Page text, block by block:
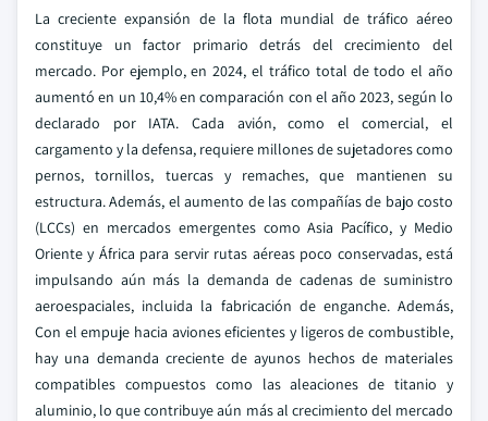
La creciente expansión de la flota mundial de tráfico aéreo
constituye un factor primario detrás del crecimiento del
mercado. Por ejemplo, en 2024, el tráfico total de todo el año
aumentó en un 10,4% en comparación con el año 2023, según lo
declarado por IATA. Cada avión, como el comercial, el
cargamento y la defensa, requiere millones de sujetadores como
pernos, tornillos, tuercas y remaches, que mantienen su
estructura. Además, el aumento de las compañías de bajo costo
(LCCs) en mercados emergentes como Asia Pacífico, y Medio
Oriente y África para servir rutas aéreas poco conservadas, está
impulsando aún más la demanda de cadenas de suministro
aeroespaciales, incluida la fabricación de enganche. Además,
Con el empuje hacia aviones eficientes y ligeros de combustible,
hay una demanda creciente de ayunos hechos de materiales
compatibles compuestos como las aleaciones de titanio y
aluminio, lo que contribuye aún más al crecimiento del mercado